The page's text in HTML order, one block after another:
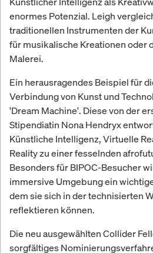
enormes Potenzial. Leigh
traditionellen Instrumenten der
für musikalische Kreationen oder
Malerei.
Ein herausragendes Beispiel für
Verbindung von Kunst und
'Dream Machine'. Diese von der
Stipendiatin Nona Hendryx
Künstliche Intelligenz, Virtuelle
Reality zu einer fesselnden
Besonders für BIPOC-Besucher
immersive Umgebung ein
dem sie sich in der technisierten
reflektieren können.
Die neu ausgewählten Collider
sorgfältiges